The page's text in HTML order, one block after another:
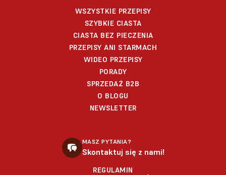
WSZYSTKIE PRZEPISY
SZYBKIE CIASTA
CIASTA BEZ PIECZENIA
PRZEPISY ANI STARMACH
WIDEO PRZEPISY
PORADY
SPRZEDAŻ B2B
O BLOGU
NEWSLETTER
MASZ PYTANIA?
Skontaktuj się z nami!
REGULAMIN